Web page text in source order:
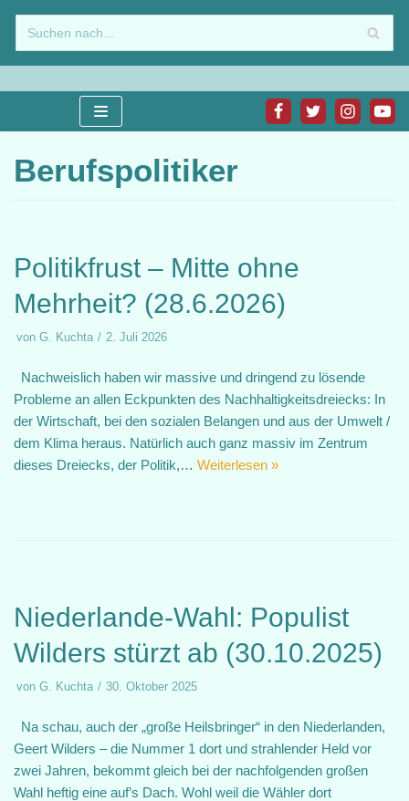
Zum
Inhalt
springen
Berufspolitiker
Politikfrust – Mitte ohne
Mehrheit? (28.6.2026)
von G. Kuchta 2. Juli 2026
Nachweislich haben wir massive und dringend zu lösende
Probleme an allen Eckpunkten des Nachhaltigkeitsdreiecks: In
der Wirtschaft, bei den sozialen Belangen und aus der Umwelt /
dem Klima heraus. Natürlich auch ganz massiv im Zentrum
dieses Dreiecks, der Politik,… Weiterlesen »
Niederlande-Wahl: Populist
Wilders stürzt ab (30.10.2025)
von G. Kuchta 30. Oktober 2025
Na schau, auch der „große Heilsbringer“ in den Niederlanden,
Geert Wilders – die Nummer 1 dort und strahlender Held vor
zwei Jahren, bekommt gleich bei der nachfolgenden großen
Wahl heftig eine auf’s Dach. Wohl weil die Wähler dort